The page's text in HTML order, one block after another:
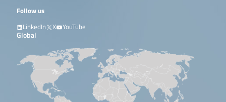
Follow us
LinkedIn
X YouTube
Global